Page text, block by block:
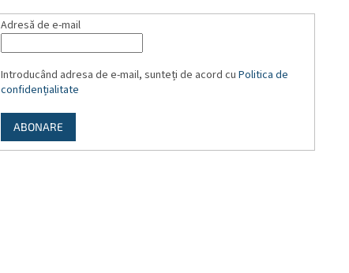
Adresă de e-mail
Introducând adresa de e-mail, sunteți de acord cu Politica de
confidențialitate
ABONARE